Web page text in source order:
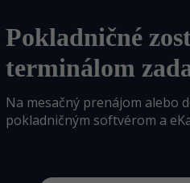
Pokladničné
terminálom
Na mesačný prenájom alebo
pokladničným softvérom a